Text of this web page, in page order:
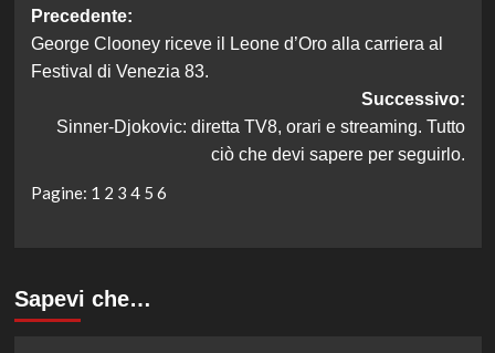
Navigazione
articolo
Precedente:
George Clooney riceve il Leone d’Oro alla carriera al
Festival di Venezia 83.
Successivo:
Sinner-Djokovic: diretta TV8, orari e streaming. Tutto
ciò che devi sapere per seguirlo.
Pagine: 1 2 3 4 5 6
Sapevi che…